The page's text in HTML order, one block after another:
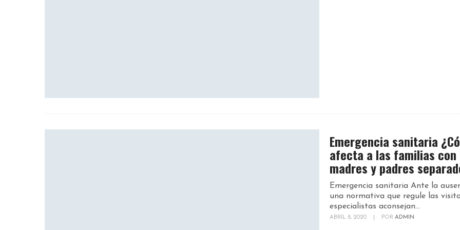
Emergencia sanitaria
afecta a las familias con
madres y padres
Emergencia sanitaria Ante la
una normativa que regule las
especialistas aconsejan...
ABRIL 8, 2020 POR ADMIN